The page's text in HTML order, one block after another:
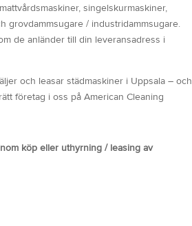
singelskurmaskiner,
grovdammsugare / industridammsugare.
de anländer till din leveransadress i
och leasar städmaskiner i Uppsala – och
företag i oss på American Cleaning
köp eller uthyrning / leasing av